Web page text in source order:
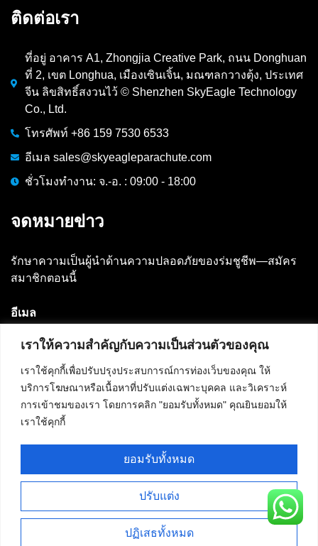
เราให้ความสำคัญกับความเป็นส่วนตัวของคุณ
เราใช้คุกกี้เพื่อปรับปรุงประสบการณ์การท่องเว็บของคุณ ให้
บริการโฆษณาหรือเนื้อหาที่ปรับแต่งเฉพาะบุคคล และวิเคราะห์
การเข้าชมของเรา โดยการคลิก "ยอมรับทั้งหมด" คุณยินยอมให้
เราใช้คุกกี้
ปรับแต่ง
ปฏิเสธทั้งหมด
ยอมรับทั้งหมด
ติดต่อเรา
ที่อยู่ อาคาร A1, Zhongjia Creative Park, ถนน Donghuan
ที่ 2, เขต Longhua, เมืองเซินเจิ้น, มณฑลกวางตุ้ง, ประเทศ
จีน ลิขสิทธิ์สงวนไว้ © Shenzhen SkyEagle Technology
Co., Ltd.
โทรศัพท์ +86 159 7530 6533
อีเมล sales@skyeagleparachute.com
ชั่วโมงทำงาน: จ.-อ. : 09:00 - 18:00
จดหมายข่าว
รักษาความเป็นผู้นำด้านความปลอดภัยของร่มชูชีพ—สมัคร
สมาชิกตอนนี้
อีเมล
รหัสยืนยัน:736 ⟳
Privacy policy
ลิขสิทธิ์ © 2021. สงวนลิขสิทธิ์ทั้งหมด นโยบายคุกกี้ | นโยบายความ